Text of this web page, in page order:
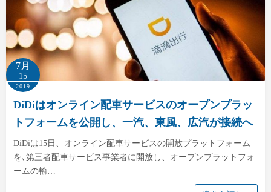
7月
15
2019
DiDiはオンライン配車サービスのオープンプラッ
トフォームを公開し、一汽、東風、広汽が接続へ
DiDiは15日、オンライン配車サービスの開放プラットフォーム
を､第三者配車サービス事業者に開放し、オープンプラットフォ
ームの輸…